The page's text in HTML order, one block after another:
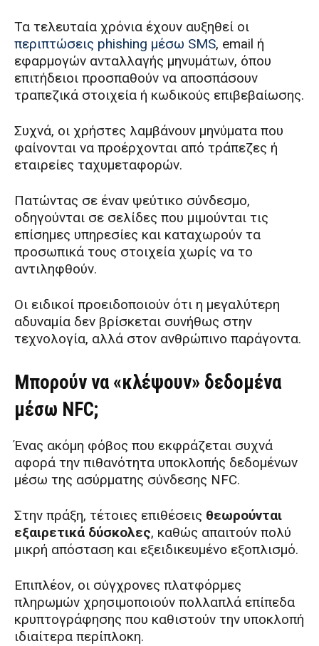
Τα τελευταία χρόνια έχουν αυξηθεί οι
περιπτώσεις phishing μέσω SMS, email ή
εφαρμογών ανταλλαγής μηνυμάτων, όπου
επιτήδειοι προσπαθούν να αποσπάσουν
τραπεζικά στοιχεία ή κωδικούς επιβεβαίωσης.
Συχνά, οι χρήστες λαμβάνουν μηνύματα που
φαίνονται να προέρχονται από τράπεζες ή
εταιρείες ταχυμεταφορών.
Πατώντας σε έναν ψεύτικο σύνδεσμο,
οδηγούνται σε σελίδες που μιμούνται τις
επίσημες υπηρεσίες και καταχωρούν τα
προσωπικά τους στοιχεία χωρίς να το
αντιληφθούν.
Οι ειδικοί προειδοποιούν ότι η μεγαλύτερη
αδυναμία δεν βρίσκεται συνήθως στην
τεχνολογία, αλλά στον ανθρώπινο παράγοντα.
Μπορούν να «κλέψουν» δεδομένα
μέσω NFC;
Ένας ακόμη φόβος που εκφράζεται συχνά
αφορά την πιθανότητα υποκλοπής δεδομένων
μέσω της ασύρματης σύνδεσης NFC.
Στην πράξη, τέτοιες επιθέσεις θεωρούνται
εξαιρετικά δύσκολες, καθώς απαιτούν πολύ
μικρή απόσταση και εξειδικευμένο εξοπλισμό.
Επιπλέον, οι σύγχρονες πλατφόρμες
πληρωμών χρησιμοποιούν πολλαπλά επίπεδα
κρυπτογράφησης που καθιστούν την υποκλοπή
ιδιαίτερα περίπλοκη.